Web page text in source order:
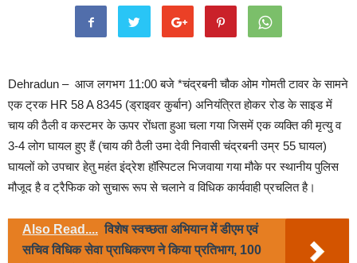
Dehradun – आज लगभग 11:00 बजे *चंद्रबनी चौक ओम गोमती टावर के सामने
एक ट्रक HR 58 A 8345 (ड्राइवर कुर्बान) अनियंत्रित होकर रोड के साइड में
चाय की ठैली व कस्टमर के ऊपर रोंधता हुआ चला गया जिसमें एक व्यक्ति की मृत्यु व
3-4 लोग घायल हुए हैं (चाय की ठैली उमा देवी निवासी चंद्रबनी उम्र 55 घायल)
घायलों को उपचार हेतु महंत इंद्रेश हॉस्पिटल भिजवाया गया मौके पर स्थानीय पुलिस
मौजूद है व ट्रैफिक को सुचारू रूप से चलाने व विधिक कार्यवाही प्रचलित है।
Also Read.... विशेष स्वच्छता अभियान में डीएम एवं
सचिव विधिक सेवा प्राधिकरण ने किया प्रतिभाग, 100